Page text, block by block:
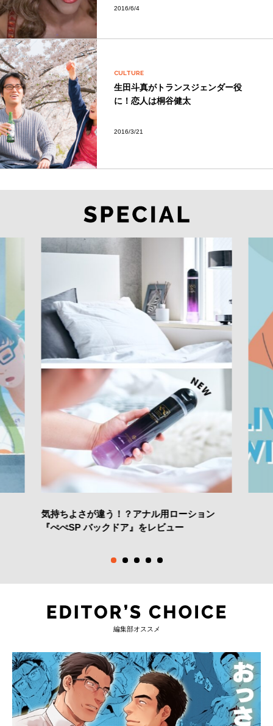
2016/6/4
CULTURE
生田斗真がトランスジェンダー役
に！恋人は桐谷健太
2016/3/21
気持ちよさが違う！？アナル用ローション
『ぺぺSP バックドア』をレビュー
編集部オススメ